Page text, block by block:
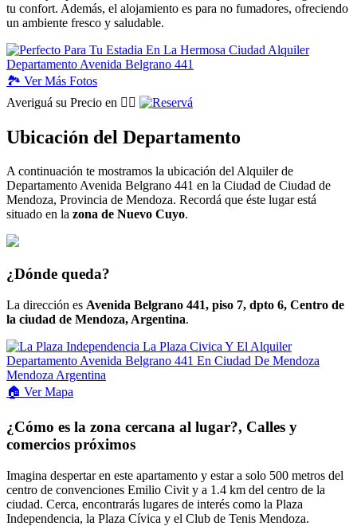
tu confort. Además, el alojamiento es para no fumadores, ofreciendo
un ambiente fresco y saludable.
🏞️ VerMás Fotos
Averiguá su Precio en 👉🏽
Ubicación del Departamento
A continuación te mostramos la ubicación del Alquiler de
Departamento Avenida Belgrano 441 en la Ciudad de Ciudad de
Mendoza, Provincia de Mendoza. Recordá que éste lugar está
situado en la zona de Nuevo Cuyo.
¿Dónde queda?
La dirección es Avenida Belgrano 441, piso 7, dpto 6, Centro de
la ciudad de Mendoza, Argentina.
🏠 VerMapa
¿Cómo es la zona cercana al lugar?, Calles y
comercios próximos
Imagina despertar en este apartamento y estar a solo 500 metros del
centro de convenciones Emilio Civit y a 1.4 km del centro de la
ciudad. Cerca, encontrarás lugares de interés como la Plaza
Independencia, la Plaza Cívica y el Club de Tenis Mendoza.